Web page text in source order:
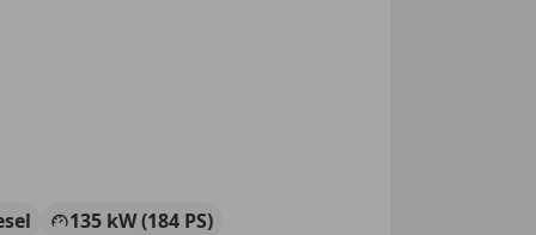
135 kW (184 PS)